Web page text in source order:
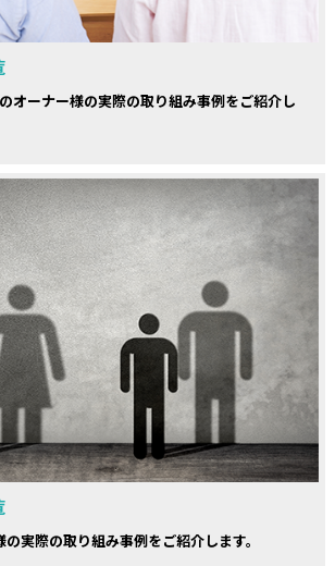
オーナー様の実際の取り組み事例をご紹介し
実際の取り組み事例をご紹介します。